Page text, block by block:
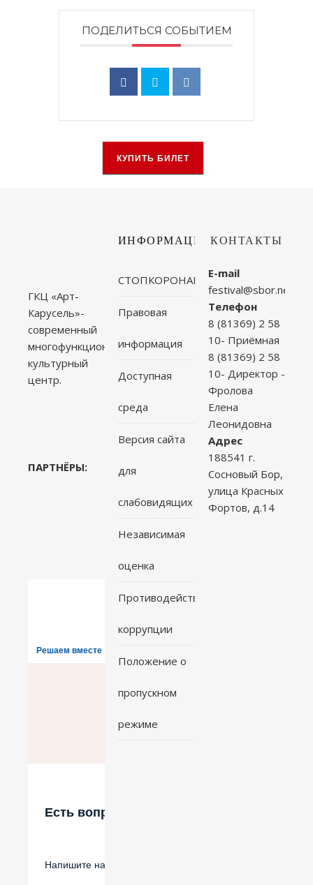
ПОДЕЛИТЬСЯ СОБЫТИЕМ
КУПИТЬ БИЛЕТ
ГКЦ «Арт-
Карусель»-
современный
многофункциональный
культурный
центр.
ПАРТНЁРЫ:
Решаем вместе
Есть вопрос?
Напишите нам
ИНФОРМАЦИЯ
СТОПКОРОНАВИРУС
Правовая
информация
Доступная
среда
Версия сайта
для
слабовидящих
Независимая
оценка
Противодействие
коррупции
Положение о
пропускном
режиме
КОНТАКТЫ
E-mail
festival@sbor.net
Телефон
8 (81369) 2 58
10- Приёмная
8 (81369) 2 58
10- Директор -
Фролова
Елена
Леонидовна
Адрес
188541 г.
Сосновый Бор,
улица Красных
Фортов, д.14